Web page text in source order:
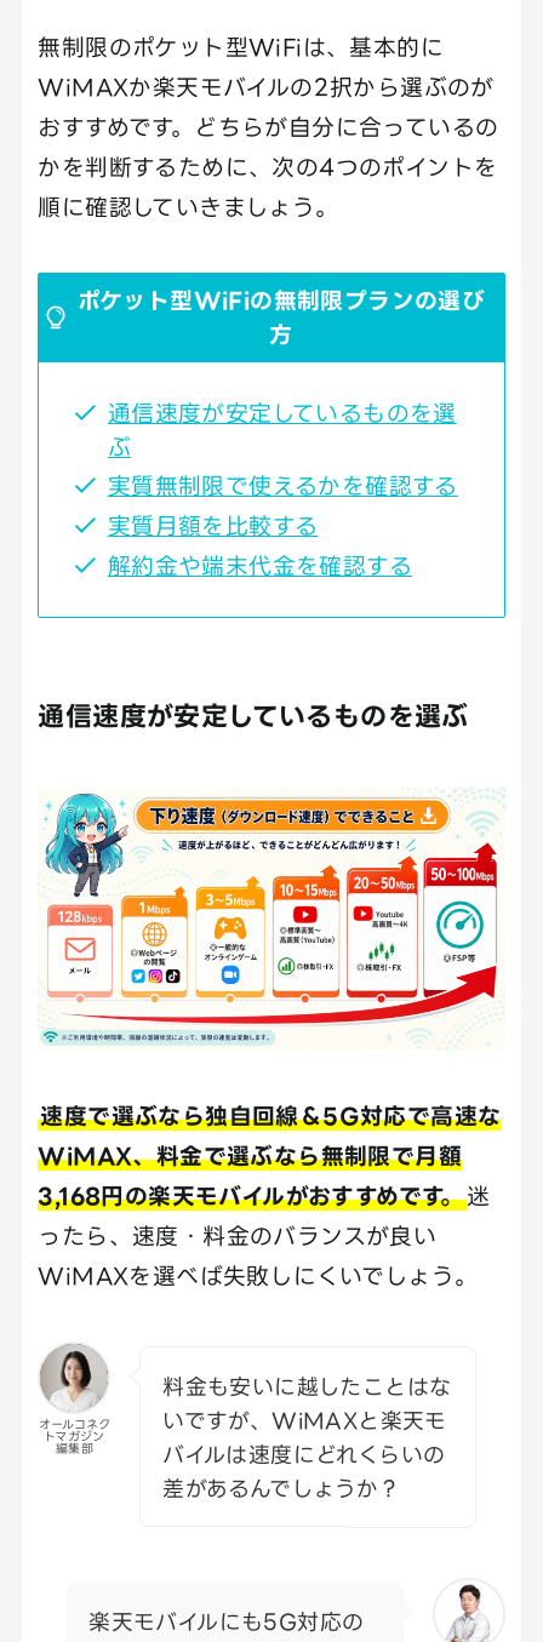
無制限のポケット型WiFiは、基本的に
WiMAXか楽天モバイルの2択から選ぶのが
おすすめです。どちらが自分に合っているの
かを判断するために、次の4つのポイントを
順に確認していきましょう。
ポケット型WiFiの無制限プランの選び
方
通信速度が安定しているものを選
ぶ
実質無制限で使えるかを確認する
実質月額を比較する
解約金や端末代金を確認する
通信速度が安定しているものを選ぶ
速度で選ぶなら独自回線＆5G対応で高速な
WiMAX、料金で選ぶなら無制限で月額
3,168円の楽天モバイルがおすすめです。迷
ったら、速度・料金のバランスが良い
WiMAXを選べば失敗しにくいでしょう。
オールコネク
トマガジン
編集部
料金も安いに越したことはな
いですが、WiMAXと楽天モ
バイルは速度にどれくらいの
差があるんでしょうか？
楽天モバイルにも5G対応の